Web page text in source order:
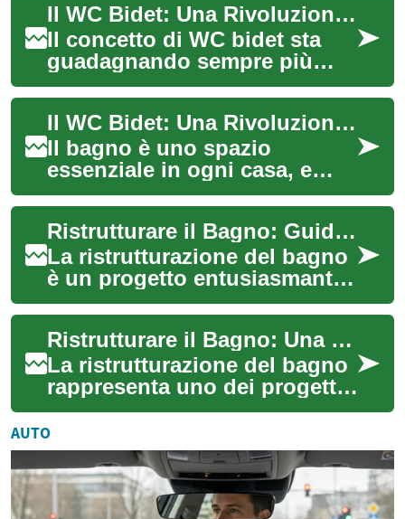
Il WC Bidet: Una Rivoluzione nel Comfort del Bagno
Il concetto di WC bidet sta
guadagnando sempre più
popolarità in tutto il mondo,
combinando le funzionalità di
un tra...
Il WC Bidet: Una Rivoluzione nel Bagno Moderno
Il bagno è uno spazio
essenziale in ogni casa, e
negli ultimi anni abbiamo
assistito a una significativa
evoluzione n...
Ristrutturare il Bagno: Guida Completa per un Rinnovo di Successo
La ristrutturazione del bagno
è un progetto entusiasmante
che può trasformare
completamente lo spazio più
intimo dell...
Ristrutturare il Bagno: Una Guida Completa per un Rinnovo di Successo
La ristrutturazione del bagno
rappresenta uno dei progetti
più significativi per migliorare
il valore e la funzionali...
AUTO